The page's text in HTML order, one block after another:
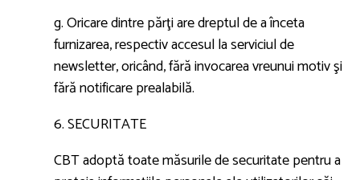
g. Oricare dintre părţi are dreptul de a înceta
furnizarea, respectiv accesul la serviciul de
newsletter, oricând, fără invocarea vreunui motiv şi
fără notificare prealabilă.
6. SECURITATE
CBT adoptă toate măsurile de securitate pentru a